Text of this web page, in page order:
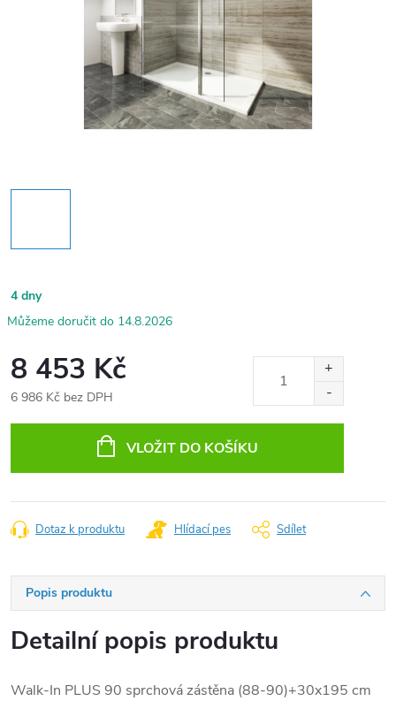
4 dny
14.8.2026
8 453 Kč
6 986 Kč bez DPH
VLOŽIT DO KOŠÍKU
Dotaz k produktu Hlídací pes Sdílet
Popis produktu
Detailní popis produktu
Walk-In PLUS 90 sprchová zástěna (88-90)+30x195 cm